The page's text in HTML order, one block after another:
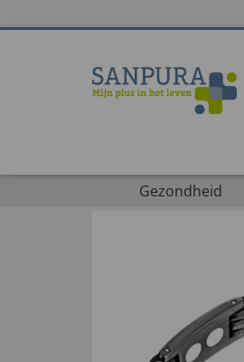
Gezondheid